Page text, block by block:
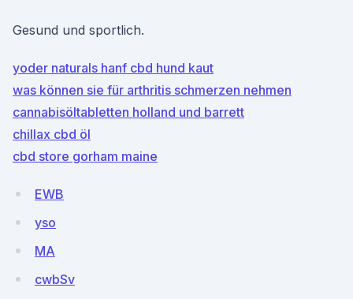
Gesund und sportlich.
yoder naturals hanf cbd hund kaut
was können sie für arthritis schmerzen nehmen
cannabisöltabletten holland und barrett
chillax cbd öl
cbd store gorham maine
EWB
yso
MA
cwbSv